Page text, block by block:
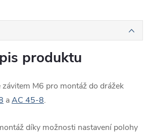
produktu
závitem M6 pro montáž do drážek
aAC 45-8.
díky možnosti nastavení polohy